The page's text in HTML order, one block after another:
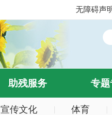
无障碍声
助残服务 专
宣传文化 体育